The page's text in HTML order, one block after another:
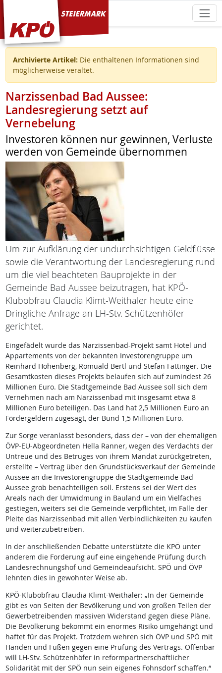
KPÖ Steiermark
Archivierte Artikel: Die enthaltenen Informationen sind
möglicherweise veraltet.
Narzissenbad Bad Aussee:
Landesregierung setzt auf
Vernebelung
Investoren können nur gewinnen, Verluste
werden von Gemeinde übernommen
Um zur Aufklärung der undurchsichtigen Geldflüsse
sowie die Verantwortung der Landesregierung rund
um die viel beachteten Bauprojekte in der
Gemeinde Bad Aussee beizutragen, hat KPÖ-
Klubobfrau Claudia Klimt-Weithaler heute eine
Dringliche Anfrage an LH-Stv. Schützenhöfer
gerichtet.
Eingefädelt wurde das Narzissenbad-Projekt samt Hotel und
Appartements von der bekannten Investorengruppe um
Reinhard Hohenberg, Romuald Bertl und Stefan Fattinger. Die
Gesamtkosten dieses Projekts belaufen sich auf zumindest 26
Millionen Euro. Die Stadtgemeinde Bad Aussee soll sich dem
Vernehmen nach am Narzissenbad mit insgesamt etwa 8
Millionen Euro beteiligen. Das Land hat 2,5 Millionen Euro an
Fördergeldern zugesagt, der Bund 1,5 Millionen Euro.
Zur Sorge veranlasst besonders, dass der – von der ehemaligen
ÖVP-EU-Abgeordneten Hella Ranner, wegen des Verdachts der
Untreue und des Betruges von ihrem Mandat zurückgetreten,
erstellte – Vertrag über den Grundstücksverkauf der Gemeinde
Aussee an die Investorengruppe die Stadtgemeinde Bad
Aussee grob benachteiligen soll. Erstens sei der Wert des
Areals nach der Umwidmung in Bauland um ein Vielfaches
gestiegen, weiters sei die Gemeinde verpflichtet, im Falle der
Pleite das Narzissenbad mit allen Verbindlichkeiten zu kaufen
und weiterzubetreiben.
In der anschließenden Debatte unterstützte die KPÖ unter
anderem die Forderung auf eine eingehende Prüfung durch
Landesrechnungshof und Gemeindeaufsicht. SPÖ und ÖVP
lehnten dies in gewohnter Weise ab.
KPÖ-Klubobfrau Claudia Klimt-Weithaler: „In der Gemeinde
gibt es von Seiten der Bevölkerung und von großen Teilen der
Gewerbetreibenden massiven Widerstand gegen diese Pläne.
Die Bevölkerung bekommt ein enormes Risiko umgehängt und
haftet für das Projekt. Trotzdem wehren sich ÖVP und SPÖ mit
Händen und Füßen gegen eine Prüfung des Vertrags. Offenbar
will LH-Stv. Schützenhöfer in reformpartnerschaftlicher
Solidarität mit der SPÖ nun sein eigenes Fohnsdorf schaffen.“